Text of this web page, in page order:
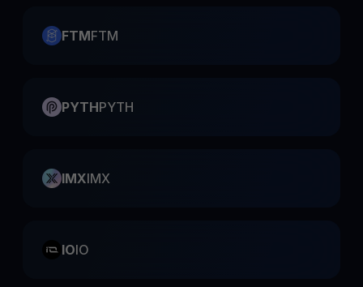
FTMFTM
PYTHPYTH
IMXIMX
IOIO